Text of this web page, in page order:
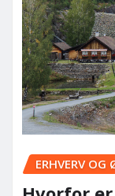
ERHVERV OG